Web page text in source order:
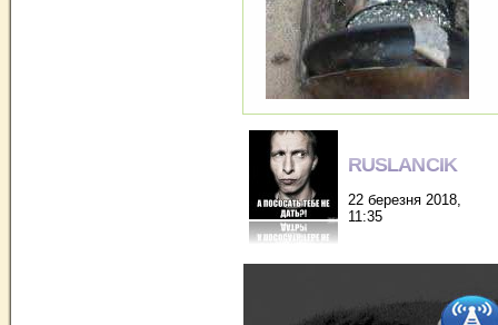
RUSLANCIK
22 березня 2018,
11:35